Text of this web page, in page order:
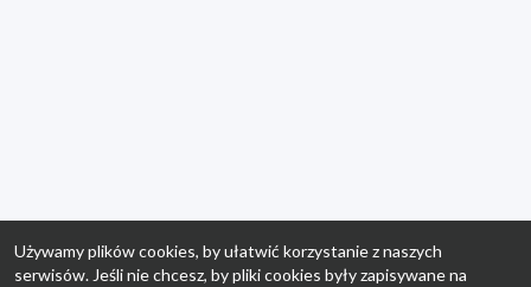
Używamy plików cookies, by ułatwić korzystanie z naszych
serwisów. Jeśli nie chcesz, by pliki cookies były zapisywane na